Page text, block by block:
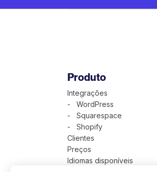
Produto
Integrações
- WordPress
- Squarespace
- Shopify
Clientes
Preços
Idiomas disponíveis